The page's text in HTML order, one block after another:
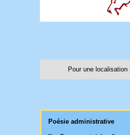
Pour une
Poésie administrative